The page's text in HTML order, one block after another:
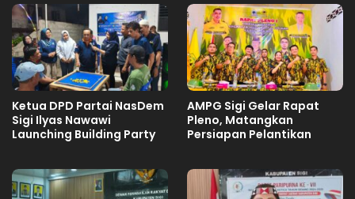
Ketua DPD Partai NasDem
Sigi Ilyas Nawawi
Launching Building Party
AMPG Sigi Gelar Rapat
Pleno, Matangkan
Persiapan Pelantikan